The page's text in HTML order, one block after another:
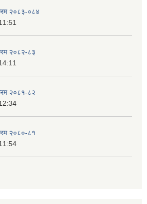
२०८३-०८४
२०८२-८३
२०८१-८२
२०८०-८१